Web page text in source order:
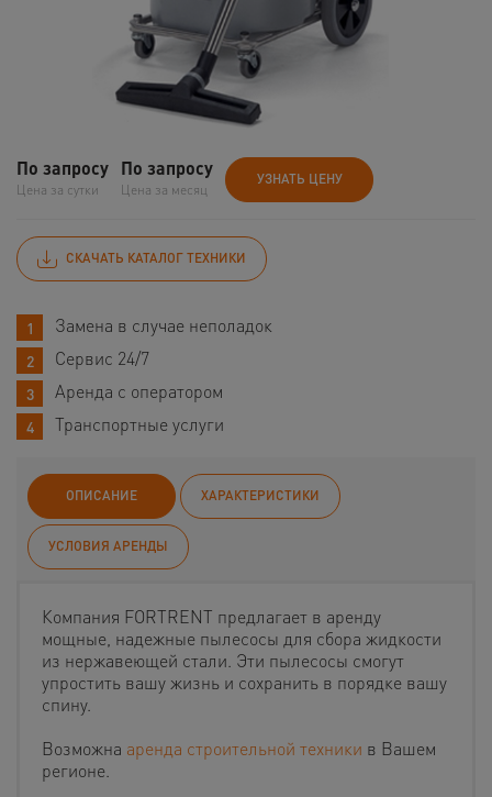
По запросу
Цена за сутки
По запросу
Цена за месяц
УЗНАТЬ ЦЕНУ
СКАЧАТЬ КАТАЛОГ ТЕХНИКИ
Замена в случае неполадок
Сервис 24/7
Аренда с оператором
Транспортные услуги
ОПИСАНИЕ ХАРАКТЕРИСТИКИ
УСЛОВИЯ АРЕНДЫ
Компания FORTRENT предлагает в аренду
мощные, надежные пылесосы для сбора жидкости
из нержавеющей стали. Эти пылесосы смогут
упростить вашу жизнь и сохранить в порядке вашу
спину.
Возможна аренда строительной техники в Вашем
регионе.